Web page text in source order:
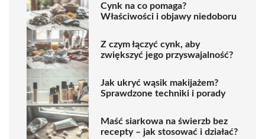
Cynk na co pomaga?
Właściwości i objawy niedoboru
Z czym łączyć cynk, aby
zwiększyć jego przyswajalność?
Jak ukryć wąsik makijażem?
Sprawdzone techniki i porady
Maść siarkowa na świerzb bez
recepty – jak stosować i działać?